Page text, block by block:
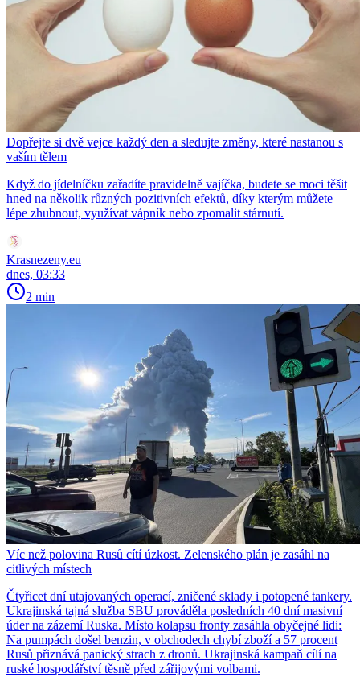
Dopřejte si dvě vejce každý den a sledujte změny, které nastanou s
vaším tělem
Když do jídelníčku zařadíte pravidelně vajíčka, budete se moci těšit
hned na několik různých pozitivních efektů, díky kterým můžete
lépe zhubnout, využívat vápník nebo zpomalit stárnutí.
Krasnezeny.eu
dnes, 03:33
2 min
Víc než polovina Rusů cítí úzkost. Zelenského plán je zasáhl na
citlivých místech
Čtyřicet dní utajovaných operací, zničené sklady i potopené tankery.
Ukrajinská tajná služba SBU prováděla posledních 40 dní masivní
úder na zázemí Ruska. Místo kolapsu fronty zasáhla obyčejné lidi:
Na pumpách došel benzin, v obchodech chybí zboží a 57 procent
Rusů přiznává panický strach z dronů. Ukrajinská kampaň cílí na
ruské hospodářství těsně před zářijovými volbami.